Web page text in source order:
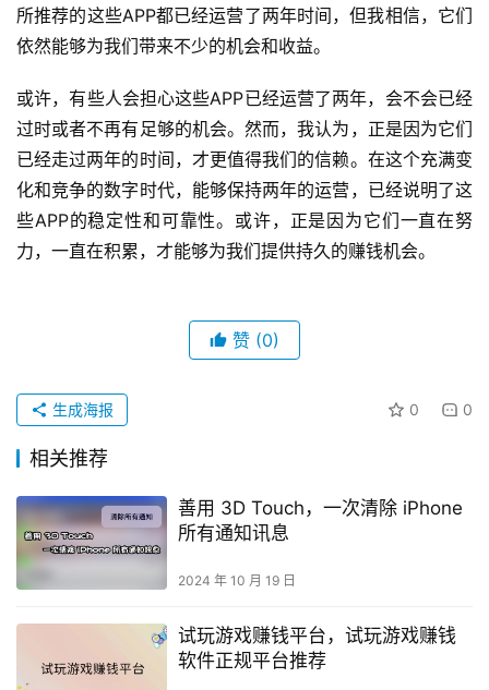
所推荐的这些APP都已经运营了两年时间，但我相信，它们
依然能够为我们带来不少的机会和收益。
或许，有些人会担心这些APP已经运营了两年，会不会已经
过时或者不再有足够的机会。然而，我认为，正是因为它们
已经走过两年的时间，才更值得我们的信赖。在这个充满变
化和竞争的数字时代，能够保持两年的运营，已经说明了这
些APP的稳定性和可靠性。或许，正是因为它们一直在努
力，一直在积累，才能够为我们提供持久的赚钱机会。
赞 (0)
0 0
生成海报
相关推荐
善用 3D Touch，一次清除 iPhone
所有通知讯息
2024 年 10 月 19 日
试玩游戏赚钱平台，试玩游戏赚钱
软件正规平台推荐